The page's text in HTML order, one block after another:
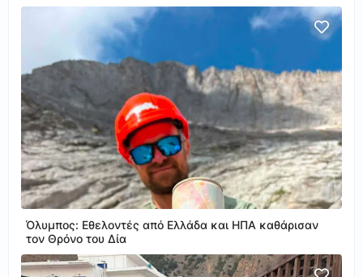
Όλυμπος: Εθελοντές από Ελλάδα και ΗΠΑ καθάρισαν
τον Θρόνο του Δία